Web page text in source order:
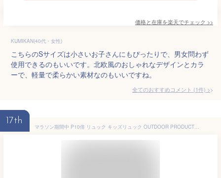
価格と在庫を楽天でチェック >>
KUMIKAN(40代・女性)
こちらのSサイズは小さいお子さんにもぴったりで、男女問わず
使用できるのもいいです。北欧風のおしゃれなデザインとカラ
ーで、軽量で柔らかい素材なのもいいですね。
全てのおすすめコメント (1件) >
17th
マラソン期間中 P10倍 リュック キッズリュック OUTDOOR PRODUCTS リュックキッズ 当店限定 女の子 男の子 スクエア リュック 女子 男子 おしゃれ かわいい アウトドア プロダクツ リュックサック 軽量 小学生 低学年 高学年 A4フラットファイル 送料無料 返品無料 撥水